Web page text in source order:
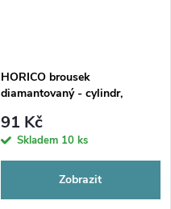
HORICO brousek
diamantovaný - cylindr,
91 Kč
Skladem 10 ks
Zobrazit